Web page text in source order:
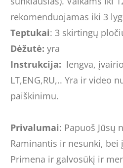
rekomenduojamas iki 3
Teptukai: 3 skirtingų
Dėžutė: yra
Instrukcija: lengva,
LT,ENG,RU,.. Yra ir video
paiškinimu.
Privalumai: Papuoš Jūsų
Raminantis ir nesunki, bei
Primena ir galvosūkį ir